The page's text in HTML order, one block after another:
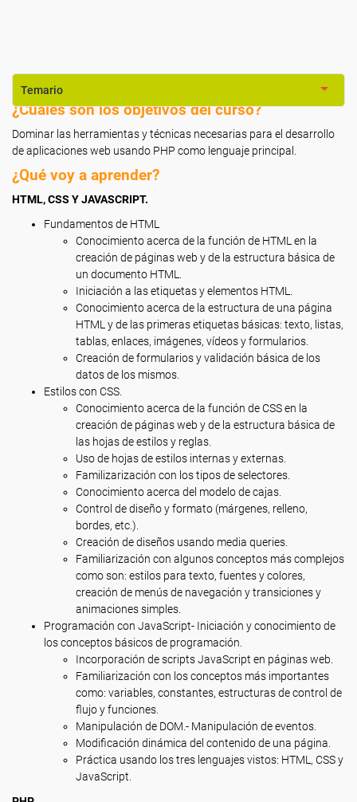
Temario
¿Cuáles son los objetivos del curso?
Dominar las herramientas y técnicas necesarias para el desarrollo
de aplicaciones web usando PHP como lenguaje principal.
¿Qué voy a aprender?
HTML, CSS Y JAVASCRIPT.
Fundamentos de HTML
Conocimiento acerca de la función de HTML en la
creación de páginas web y de la estructura básica de
un documento HTML.
Iniciación a las etiquetas y elementos HTML.
Conocimiento acerca de la estructura de una página
HTML y de las primeras etiquetas básicas: texto, listas,
tablas, enlaces, imágenes, vídeos y formularios.
Creación de formularios y validación básica de los
datos de los mismos.
Estilos con CSS.
Conocimiento acerca de la función de CSS en la
creación de páginas web y de la estructura básica de
las hojas de estilos y reglas.
Uso de hojas de estilos internas y externas.
Familizarización con los tipos de selectores.
Conocimiento acerca del modelo de cajas.
Control de diseño y formato (márgenes, relleno,
bordes, etc.).
Creación de diseños usando media queries.
Familiarización con algunos conceptos más complejos
como son: estilos para texto, fuentes y colores,
creación de menús de navegación y transiciones y
animaciones simples.
Programación con JavaScript- Iniciación y conocimiento de
los conceptos básicos de programación.
Incorporación de scripts JavaScript en páginas web.
Familiarización con los conceptos más importantes
como: variables, constantes, estructuras de control de
flujo y funciones.
Manipulación de DOM.- Manipulación de eventos.
Modificación dinámica del contenido de una página.
Práctica usando los tres lenguajes vistos: HTML, CSS y
JavaScript.